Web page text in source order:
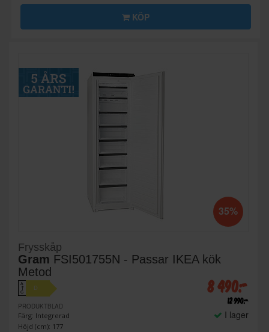
KÖP
35%
Frysskåp
Gram FSI501755N - Passar IKEA kök
Metod
A
↑
G
D
PRODUKTBLAD
Färg: Integrerad
Höjd (cm): 177
8 490:-
12 990:-
I lager